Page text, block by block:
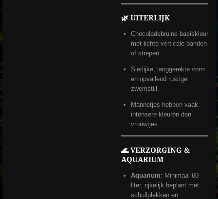
🌿 UITERLIJK
Chocoladebruine basiskleur
met lichte verticale banden
of strepen.
Sierlijke, langgerekte vorm
en opvallend rustige
zwemstijl.
Mannetjes hebben vaak
intensere kleuren dan
vrouwtjes.
🌊 VERZORGING &
AQUARIUM
Aquarium: Minimaal 60
liter, rijkelijk beplant met
schuilplekken en